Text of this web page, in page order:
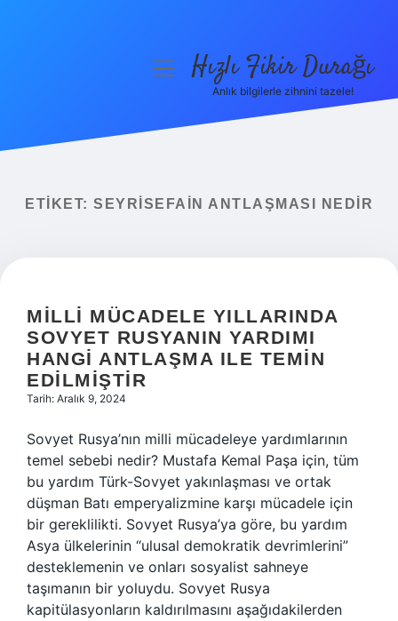
Yasal Uyarı
menüyüHızlı Fikir Durağı
Anlık bilgilerle zihnini tazele!
ETIKET: SEYRISEFAIN ANTLAŞMASI NEDIR
MILLI MÜCADELE YILLARINDA
SOVYET RUSYANIN YARDIMI
HANGI ANTLAŞMA ILE TEMIN
EDILMIŞTIR
Tarih: Aralık 9, 2024
Sovyet Rusya’nın milli mücadeleye yardımlarının
temel sebebi nedir? Mustafa Kemal Paşa için, tüm
bu yardım Türk-Sovyet yakınlaşması ve ortak
düşman Batı emperyalizmine karşı mücadele için
bir gereklilikti. Sovyet Rusya’ya göre, bu yardım
Asya ülkelerinin “ulusal demokratik devrimlerini”
desteklemenin ve onları sosyalist sahneye
taşımanın bir yoluydu. Sovyet Rusya
kapitülasyonların kaldırılmasını aşağıdakilerden